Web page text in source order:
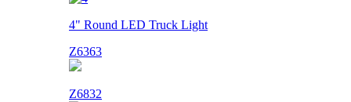
4" Round LED Truck Light
Z6363
Z6832